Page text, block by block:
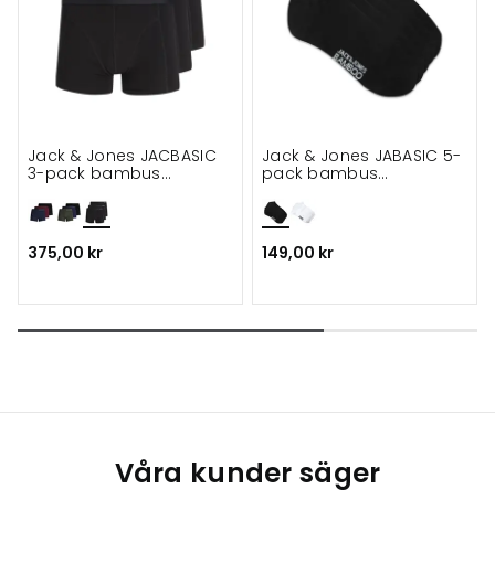
Jack & Jones JACBASIC
3-pack bambus
375,00 kr
Jack & Jones JABASIC 5-
pack bambus
149,00 kr
Våra kunder säger